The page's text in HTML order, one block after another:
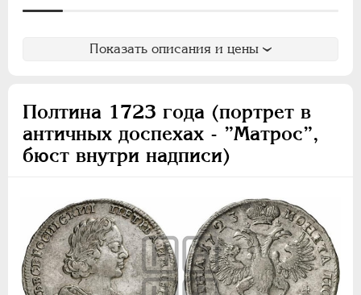
Показать описания и цены
Полтина 1723 года (портрет в
античных доспехах - ”Матрос”,
бюст внутри надписи)